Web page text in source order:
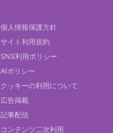
個人情報保護方針
サイト利用規約
SNS利用ポリシー
AIポリシー
クッキーの利用について
広告掲載
記事配信
コンテンツ二次利用